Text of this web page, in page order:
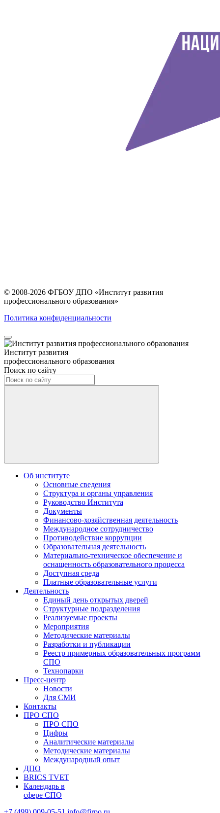
© 2008-2026 ФГБОУ ДПО «Институт развития
профессионального образования»
Политика конфиденциальности
Институт развития
профессионального образования
Поиск по сайту
Об институте
Основные сведения
Структура и органы управления
Руководство Института
Документы
Финансово-хозяйственная деятельность
Международное сотрудничество
Противодействие коррупции
Образовательная деятельность
Материально-техническое обеспечение и
оснащенность образовательного процесса
Доступная среда
Платные образовательные услуги
Деятельность
Единый день открытых дверей
Структурные подразделения
Реализуемые проекты
Мероприятия
Методические материалы
Разработки и публикации
Реестр примерных образовательных программ
СПО
Технопарки
Пресс-центр
Новости
Для СМИ
Контакты
ПРО СПО
ПРО СПО
Цифры
Аналитические материалы
Методические материалы
Международный опыт
ДПО
BRICS TVET
Календарь в
сфере СПО